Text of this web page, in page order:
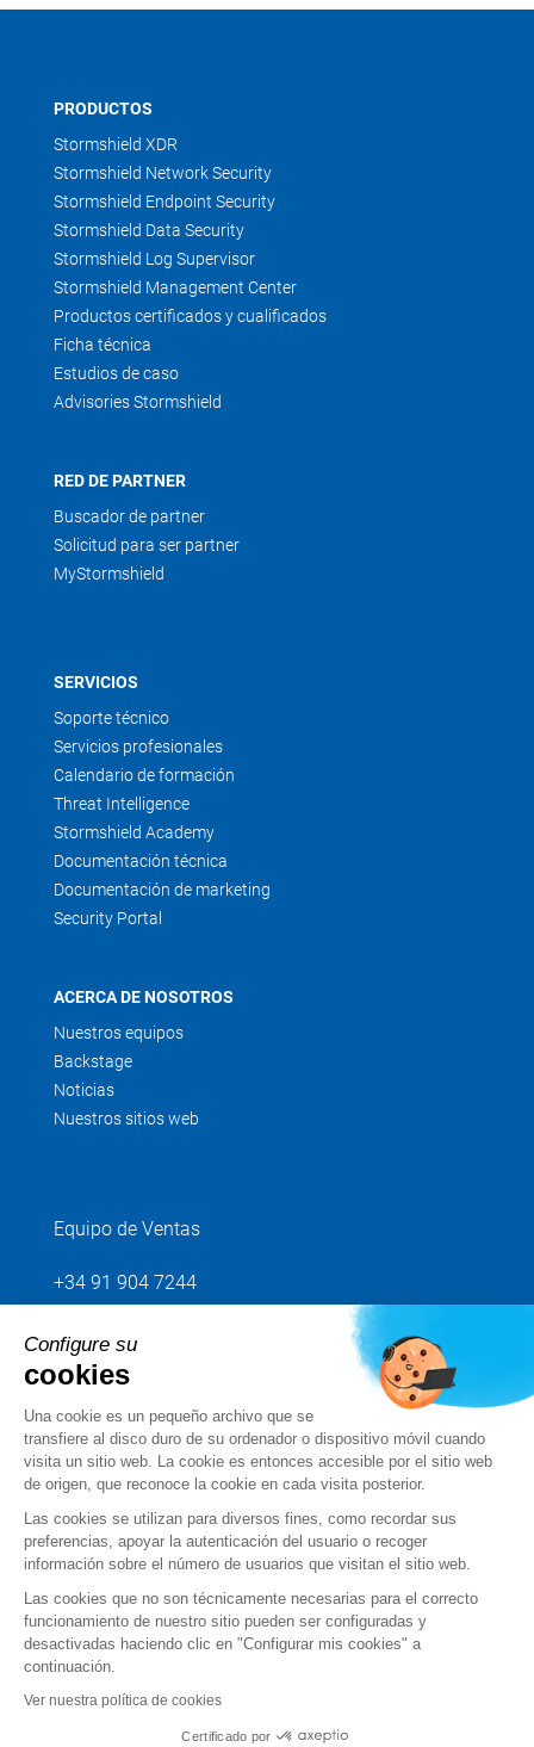
PRODUCTOS
Stormshield XDR
Stormshield Network Security
Stormshield Endpoint Security
Stormshield Data Security
Stormshield Log Supervisor
Stormshield Management Center
Productos certificados y cualificados
Ficha técnica
Estudios de caso
Advisories Stormshield
RED DE PARTNER
Buscador de partner
Solicitud para ser partner
MyStormshield
SERVICIOS
Soporte técnico
Servicios profesionales
Calendario de formación
Threat Intelligence
Stormshield Academy
Documentación técnica
Documentación de marketing
Security Portal
ACERCA DE NOSOTROS
Nuestros equipos
Backstage
Noticias
Nuestros sitios web
Equipo de Ventas
+34 91 904 7244
Envíenos su petición
Síganos
Condiciones generales de venta y servicio
Configure su
cookies
Una cookie es un pequeño archivo que se
transfiere al disco duro de su ordenador o dispositivo móvil cuando
visita un sitio web. La cookie es entonces accesible por el sitio web
de origen, que reconoce la cookie en cada visita posterior.
Las cookies se utilizan para diversos fines, como recordar sus
preferencias, apoyar la autenticación del usuario o recoger
información sobre el número de usuarios que visitan el sitio web.
Las cookies que no son técnicamente necesarias para el correcto
funcionamiento de nuestro sitio pueden ser configuradas y
desactivadas haciendo clic en "Configurar mis cookies" a
continuación.
Ver nuestra política de cookies
Certificado por